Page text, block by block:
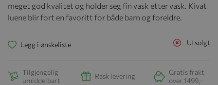
meget god kvalitet og holder seg fin vask etter vask. Kivat
luene blir fort en favoritt for både barn og foreldre.
Utsolgt
Legg i ønskeliste
Tilgjengelig
umiddelbart
Rask levering
Gratis frakt
over 1499,-